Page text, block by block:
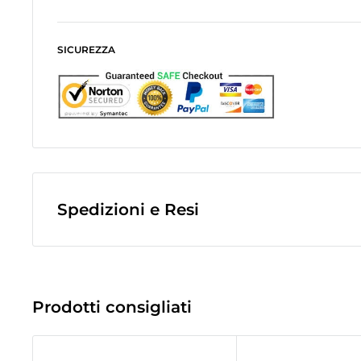
SICUREZZA
Spedizioni e Resi
Le spese di spedizione sono a contributo fisso di10,0€e
Prodotti consigliati